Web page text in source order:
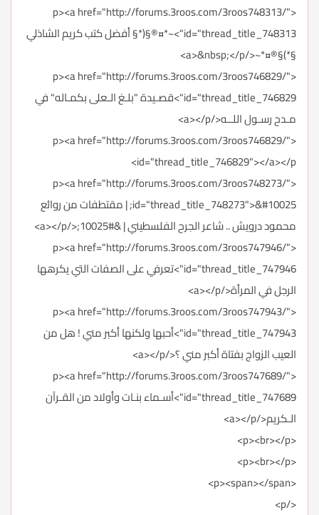
<p><a href="http://forums.3roos.com/3roos748313/"
id="thread_title_748313">~*¤®§(*§ أفضل كتب كريم الشاذلي
§*)§®¤*~</a>&nbsp;</p>
<p><a href="http://forums.3roos.com/3roos746829/"
id="thread_title_746829">قصـيدة "بلـغ الـعلى بكمـاله" في
مـدح رسـول اللــه</a></p>
<p><a href="http://forums.3roos.com/3roos746829/"
id="thread_title_746829"></a></p>
<p><a href="http://forums.3roos.com/3roos748273/"
id="thread_title_748273">&#10025; | مقتطفات من روائع
محمود درويش .. شاعر الجرح الفلسطيني | &#10025;</a></p>
<p><a href="http://forums.3roos.com/3roos747946/"
id="thread_title_747946">تعرفي على الصفات التي يكرهها
الرجل في المرأة</a></p>
<p><a href="http://forums.3roos.com/3roos747943/"
id="thread_title_747943">أحبها ولكنها أكبر مني ! هل من
العيب الزواج بفتاة أكبر مني ؟</a></p>
<p><a href="http://forums.3roos.com/3roos747689/"
id="thread_title_747689">أسـماء بنـات وأولاد من القـرآن
الـكريم</a></p>
<p><br></p>
<p><br></p>
<p><span></span>
</p>